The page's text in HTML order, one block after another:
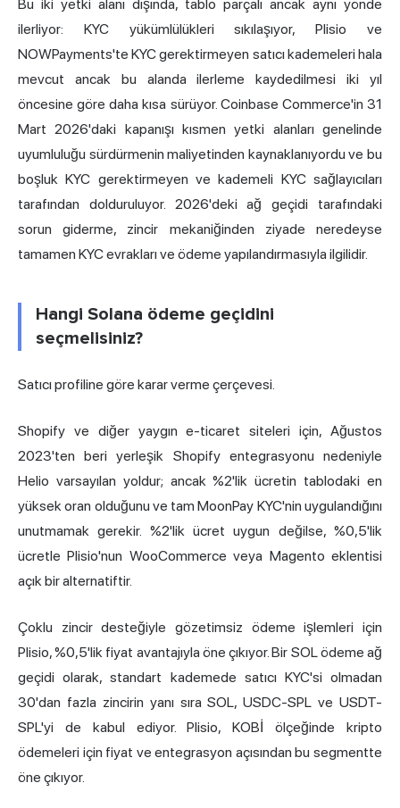
Bu iki yetki alanı dışında, tablo parçalı ancak aynı yönde
ilerliyor: KYC yükümlülükleri sıkılaşıyor, Plisio ve
NOWPayments'te KYC gerektirmeyen satıcı kademeleri hala
mevcut ancak bu alanda ilerleme kaydedilmesi iki yıl
öncesine göre daha kısa sürüyor. Coinbase Commerce'in 31
Mart 2026'daki kapanışı kısmen yetki alanları genelinde
uyumluluğu sürdürmenin maliyetinden kaynaklanıyordu ve bu
boşluk KYC gerektirmeyen ve kademeli KYC sağlayıcıları
tarafından dolduruluyor. 2026'deki ağ geçidi tarafındaki
sorun giderme, zincir mekaniğinden ziyade neredeyse
tamamen KYC evrakları ve ödeme yapılandırmasıyla ilgilidir.
Hangi Solana ödeme geçidini
seçmelisiniz?
Satıcı profiline göre karar verme çerçevesi.
Shopify ve diğer yaygın e-ticaret siteleri için, Ağustos
2023'ten beri yerleşik Shopify entegrasyonu nedeniyle
Helio varsayılan yoldur; ancak %2'lik ücretin tablodaki en
yüksek oran olduğunu ve tam MoonPay KYC'nin uygulandığını
unutmamak gerekir. %2'lik ücret uygun değilse, %0,5'lik
ücretle Plisio'nun WooCommerce veya Magento eklentisi
açık bir alternatiftir.
Çoklu zincir desteğiyle gözetimsiz ödeme işlemleri için
Plisio, %0,5'lik fiyat avantajıyla öne çıkıyor. Bir SOL ödeme ağ
geçidi olarak, standart kademede satıcı KYC'si olmadan
30'dan fazla zincirin yanı sıra SOL, USDC-SPL ve USDT-
SPL'yi de kabul ediyor. Plisio, KOBİ ölçeğinde kripto
ödemeleri için fiyat ve entegrasyon açısından bu segmentte
öne çıkıyor.